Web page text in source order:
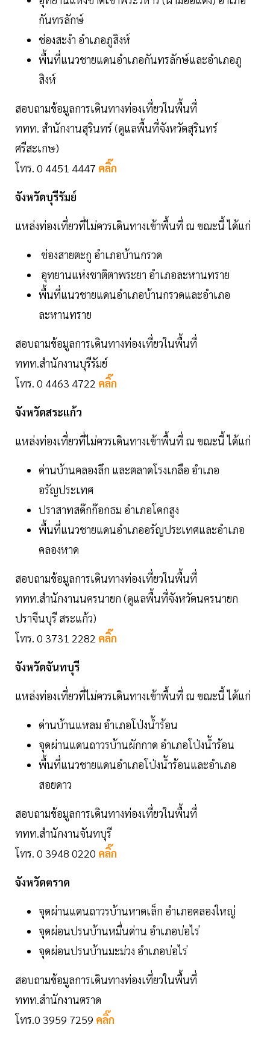
กันทรลักษ์
ช่องสะงำ อำเภอภูสิงห์
พื้นที่แนวชายแดนอำเภอกันทรลักษ์และอำเภอภู
สิงห์
สอบถามข้อมูลการเดินทางท่องเที่ยวในพื้นที่
ททท. สำนักงานสุรินทร์ (ดูแลพื้นที่จังหวัดสุรินทร์
ศรีสะเกษ)
โทร. 0 4451 4447 คลิ๊ก
จังหวัดบุรีรัมย์
แหล่งท่องเที่ยวที่ไม่ควรเดินทางเข้าพื้นที่ ณ ขณะนี้ ได้แก่
ช่องสายตะกู อำเภอบ้านกรวด
อุทยานแห่งชาติตาพระยา อำเภอละหานทราย
พื้นที่แนวชายแดนอำเภอบ้านกรวดและอำเภอ
ละหานทราย
สอบถามข้อมูลการเดินทางท่องเที่ยวในพื้นที่
ททท.สำนักงานบุรีรัมย์
โทร. 0 4463 4722 คลิ๊ก
จังหวัดสระแก้ว
แหล่งท่องเที่ยวที่ไม่ควรเดินทางเข้าพื้นที่ ณ ขณะนี้ ได้แก่
ด่านบ้านคลองลึก และตลาดโรงเกลือ อำเภอ
อรัญประเทศ
ปราสาทสด๊กก๊อกธม อำเภอโคกสูง
พื้นที่แนวชายแดนอำเภออรัญประเทศและอำเภอ
คลองหาด
สอบถามข้อมูลการเดินทางท่องเที่ยวในพื้นที่
ททท.สำนักงานนครนายก (ดูแลพื้นที่จังหวัดนครนายก
ปราจีนบุรี สระแก้ว)
โทร. 0 3731 2282 คลิ๊ก
จังหวัดจันทบุรี
แหล่งท่องเที่ยวที่ไม่ควรเดินทางเข้าพื้นที่ ณ ขณะนี้ ได้แก่
ด่านบ้านแหลม อำเภอโป่งน้ำร้อน
จุดผ่านแดนถาวรบ้านผักกาด อำเภอโป่งน้ำร้อน
พื้นที่แนวชายแดนอำเภอโป่งน้ำร้อนและอำเภอ
สอยดาว
สอบถามข้อมูลการเดินทางท่องเที่ยวในพื้นที่
ททท.สำนักงานจันทบุรี
โทร. 0 3948 0220 คลิ๊ก
จังหวัดตราด
จุดผ่านแดนถาวรบ้านหาดเล็ก อำเภอคลองใหญ่
จุดผ่อนปรนบ้านหมื่นด่าน อำเภอบ่อไร่
จุดผ่อนปรนบ้านมะม่วง อำเภอบ่อไร่
สอบถามข้อมูลการเดินทางท่องเที่ยวในพื้นที่
ททท.สำนักงานตราด
โทร.0 3959 7259 คลิ๊ก